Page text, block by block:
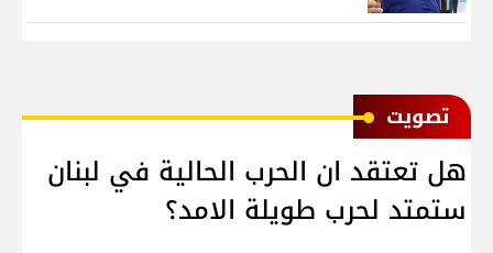
ﺗﺼﻮﻳﺖ
هل تعتقد ان الحرب الحالية في لبنان
ستمتد لحرب طويلة الامد؟